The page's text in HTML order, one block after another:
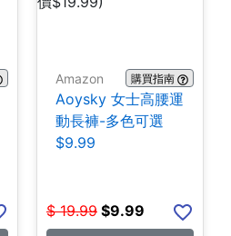
Amazon 購買指南
Aoysky 女士高腰運
動長褲-多色可選
$9.99
$ 19.99 $9.99